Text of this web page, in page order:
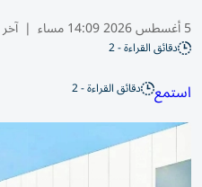
5 أغسطس 2026 14:09 مساء |
دقائق القراءة - 2
استمع دقائق القراءة - 2